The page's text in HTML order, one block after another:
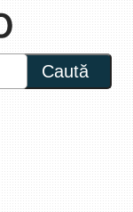
Caută